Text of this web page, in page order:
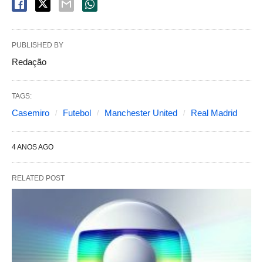
PUBLISHED BY
Redação
TAGS:
Casemiro Futebol Manchester United Real Madrid
4 ANOS AGO
RELATED POST